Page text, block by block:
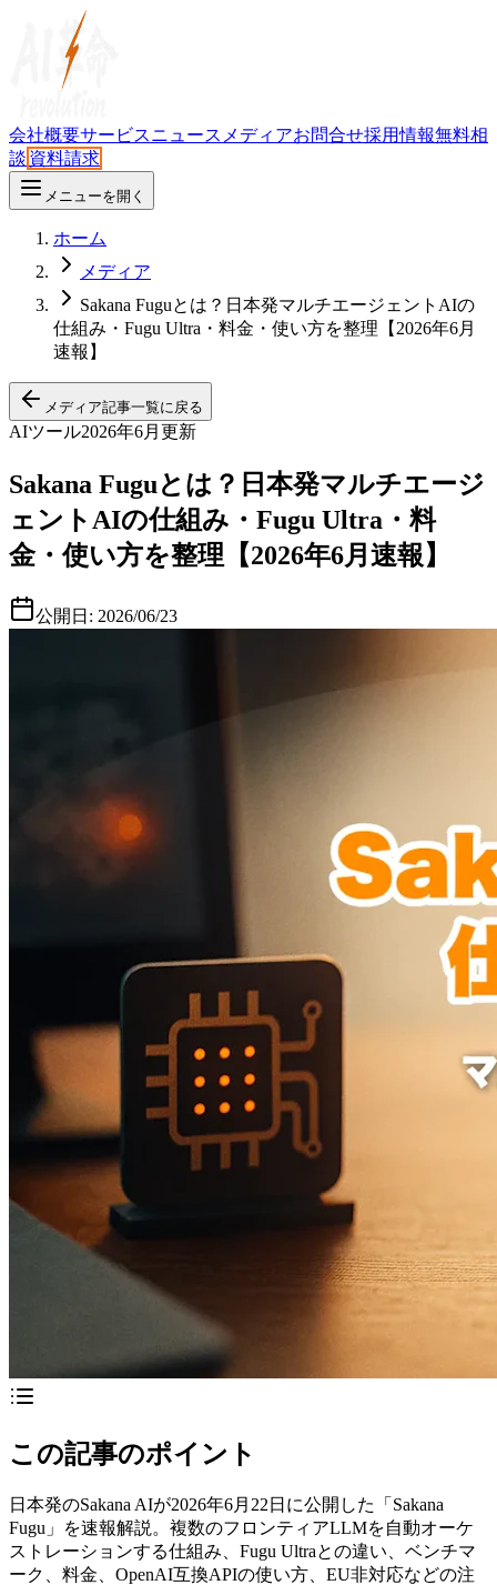
会社概要サービスニュース メディアお問合せ採用情報無料相
談 資料請求
メニューを開く
ホーム
メディア
Sakana Fuguとは？日本発マルチエージェントAIの
仕組み・Fugu Ultra・料金・使い方を整理【2026年6月
速報】
メディア記事一覧に戻る
AIツール2026年6月更新
Sakana Fuguとは？日本発マルチエージ
ェントAIの仕組み・Fugu Ultra・料
金・使い方を整理【2026年6月速報】
公開日: 2026/06/23
この記事のポイント
日本発のSakana AIが2026年6月22日に公開した「Sakana
Fugu」を速報解説。複数のフロンティアLLMを自動オーケ
ストレーションする仕組み、Fugu Ultraとの違い、ベンチマ
ーク、料金、OpenAI互換APIの使い方、EU非対応などの注